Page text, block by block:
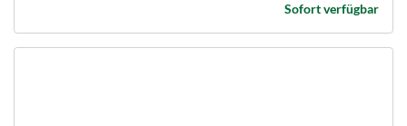
Sofort verfügbar